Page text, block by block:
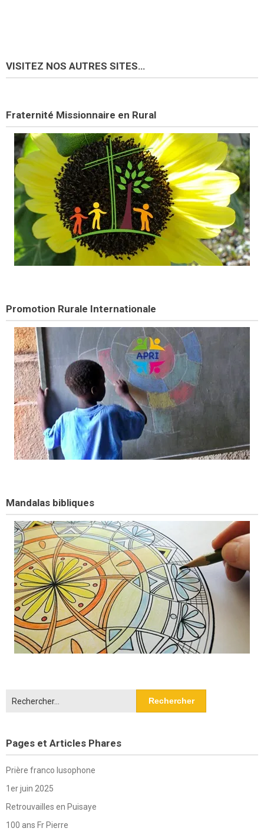
VISITEZ NOS AUTRES SITES…
Fraternité Missionnaire en Rural
Promotion Rurale Internationale
Mandalas bibliques
Pages et Articles Phares
Prière franco lusophone
1er juin 2025
Retrouvailles en Puisaye
100 ans Fr Pierre